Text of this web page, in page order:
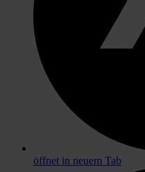
öffnet in neuem Tab